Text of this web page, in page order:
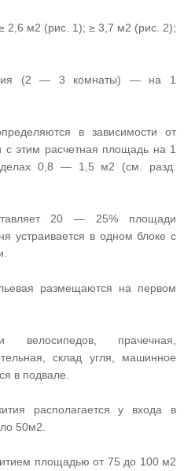
2,6 м2 (рис. 1); ≥ 3,7 м2 (рис. 2);
(2 — 3 комнаты) — на 1
в зависимости от
с этим расчетная площадь на 1
0,8 — 1,5 м2 (см. разд.
20 — 25% площади
устраивается в одном блоке с
размещаются на первом
прачечная,
склад угля, машинное
в подвале.
располагается у входа в
50м2.
площадью от 75 до 100 м2